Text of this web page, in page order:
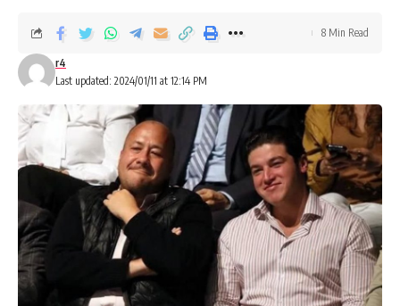
Last updated: 2024/01/11 at 12:14 PM
r4
8 Min Read